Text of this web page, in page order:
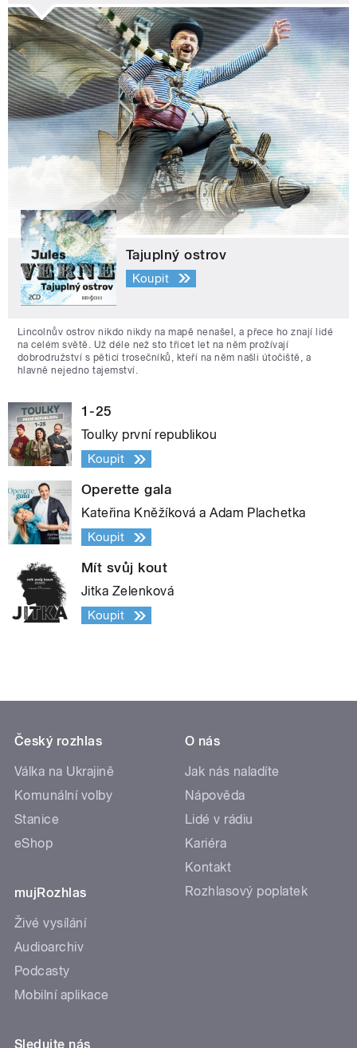
Tajuplný ostrov
Koupit
Lincolnův ostrov nikdo nikdy na mapě nenašel, a přece ho znají lidé
na celém světě. Už déle než sto třicet let na něm prožívají
dobrodružství s pěticí trosečníků, kteří na něm našli útočiště, a
hlavně nejedno tajemství.
1-25
Toulky první republikou
Koupit
Operette gala
Kateřina Kněžíková a Adam Plachetka
Koupit
Mít svůj kout
Jitka Zelenková
Koupit
Český rozhlas
Válka na Ukrajině
Komunální volby
Stanice
eShop
mujRozhlas
Živé vysílání
Audioarchiv
Podcasty
Mobilní aplikace
O nás
Jak nás naladíte
Nápověda
Lidé v rádiu
Kariéra
Kontakt
Rozhlasový poplatek
Sledujte nás